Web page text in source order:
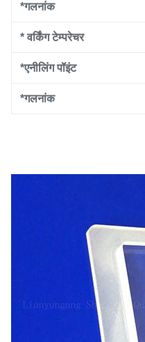
*गलनांक
* वर्किंग टेम्परेचर
*एनीलिंग पॉइंट
*गलनांक